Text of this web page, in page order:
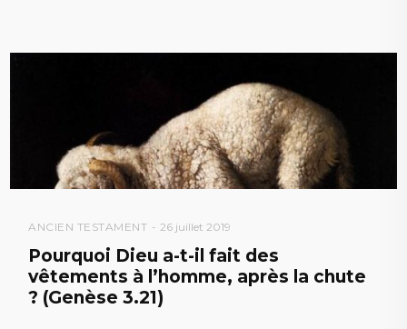
ANCIEN TESTAMENT 26 juillet 2019
Pourquoi Dieu a-t-il fait des
vêtements à l’homme, après la chute
? (Genèse 3.21)